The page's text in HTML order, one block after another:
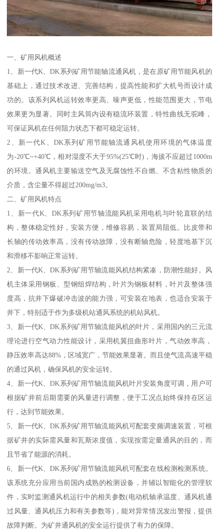
一、矿用风机概述
1、新一代K、DK系列矿用节能轴流通风机，是在原矿用节能风机的
基础上，通过技术改进、完善结构，提高性能和扩大机号而设计成
功的。该系列风机运转效率更高、噪声更低，性能范围更大，节电
效果更为显著。同时主风筒内设有稳流环装置，特性曲线无驼峰，
可保证风机在任何阻力状态下都可稳定运转。
2、新一代K、DK系列矿用节能轴流通风机使用环境的气体温度
为-20℃~+40℃，相对湿度不大于95%(25℃时)，海拔不应超过1000m
的环境。通风机主要输送空气及无腐蚀性不自燃、不含粘性物质的
介质，含尘量不得超过200mg/m3。
二、矿用风机特点
1、新一代K、DK系列矿用节轴流能风机采用电机与叶轮直联的结
构，整体稳定性好，安装方便，维修容易，装置局阻低。比皮带和
长轴的传动效率高，没有传动故障，没有断轴危险，轻度地基下沉
和滑移不影响正常运转。
2、新一代K、DK系列矿用节轴流能风机结构紧凑，防潮性能好。风
机主体采用钢板、型钢组焊结构，叶片为钢板材料，叶片及整体强
度高，抗井下爆破冲击波的能力强，可安装在地表，也适合安装于
井下，特别适于作为多级机站通风系统的机站风机。
3、新一代K、DK系列矿用节轴流能风机的叶片，采用国内的三元流
理论进行空气动力性能设计，采用机翼扭曲形叶片，气动效率高，
静压效率高达88%，区域宽广，节能效果显著。而且使气流高速平稳
的通过风机，确保风机的安全运转。
4、新一代K、DK系列矿用节轴流能风机叶片安装角度可调，用户可
根据矿井前后期需要的风量进行调整，便于工况点始终保持在区运
行，达到节能效果。
5、新一代K、DK系列矿用节轴流能风机可配套变频调速装置，可根
据矿井的实际需风量和瓦斯浓度值，实现按需定量通风的目的，而
且节省了能源的消耗。
6、新一代K、DK系列矿用节轴流能风机可配套在线检测检测系统。
该系统充分应用当前国内成熟的检测设备，并辅以智能化的管理软
件，实时监测通风机运行中的相关参数(电动机轴承温度、通风机通
过风量、通风机压力和有关参数等)，能对异常情况发出警报，提供
故障判断。为矿井通风机的安全运行提供了有力的保障。